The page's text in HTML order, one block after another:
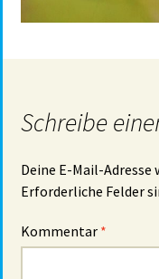
Schreibe
Deine E-Mail-
Erforderliche Felder
Kommentar *